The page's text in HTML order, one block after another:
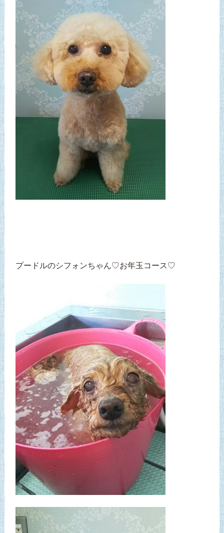
プードルのシフォンちゃん♡お年玉コース♡